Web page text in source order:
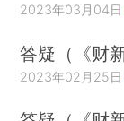
2023年03月04日
答疑（《财
2023年02月25日